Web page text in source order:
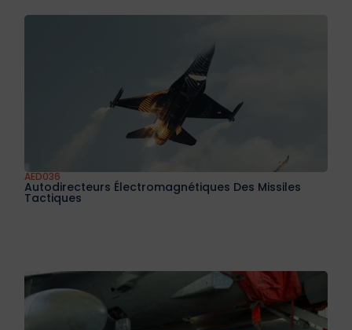
AED036
Autodirecteurs Électromagnétiques Des Missiles
Tactiques